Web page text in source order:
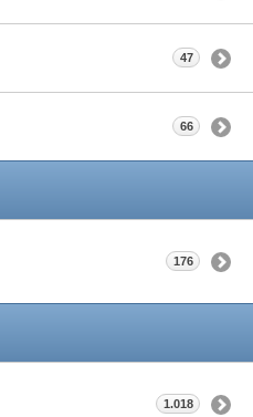
47
66
176
1.018